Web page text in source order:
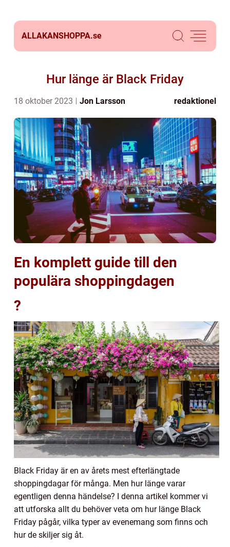
ALLAKANSHOPPA.se
Hur länge är Black Friday
18 oktober 2023 Jon Larsson redaktionel
En komplett guide till den
populära shoppingdagen
?
Black Friday är en av årets mest efterlängtade
shoppingdagar för många. Men hur länge varar
egentligen denna händelse? I denna artikel kommer vi
att utforska allt du behöver veta om hur länge Black
Friday pågår, vilka typer av evenemang som finns och
hur de skiljer sig åt.